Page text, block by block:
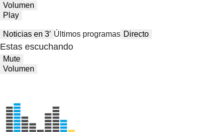
Volumen
Play
Noticias en 3′ Últimos programas Directo
Estas escuchando
Mute
Volumen